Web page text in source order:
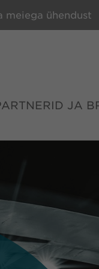
meiega ühendust
JA